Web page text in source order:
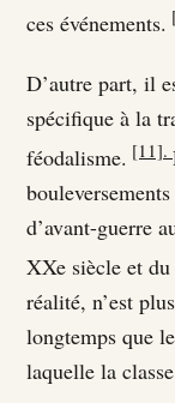
ces événements.
D’autre part, il
spécifique à la
féodalisme. [11].
d’avant-guerre
XXe siècle et
réalité, n’est
longtemps que
laquelle la